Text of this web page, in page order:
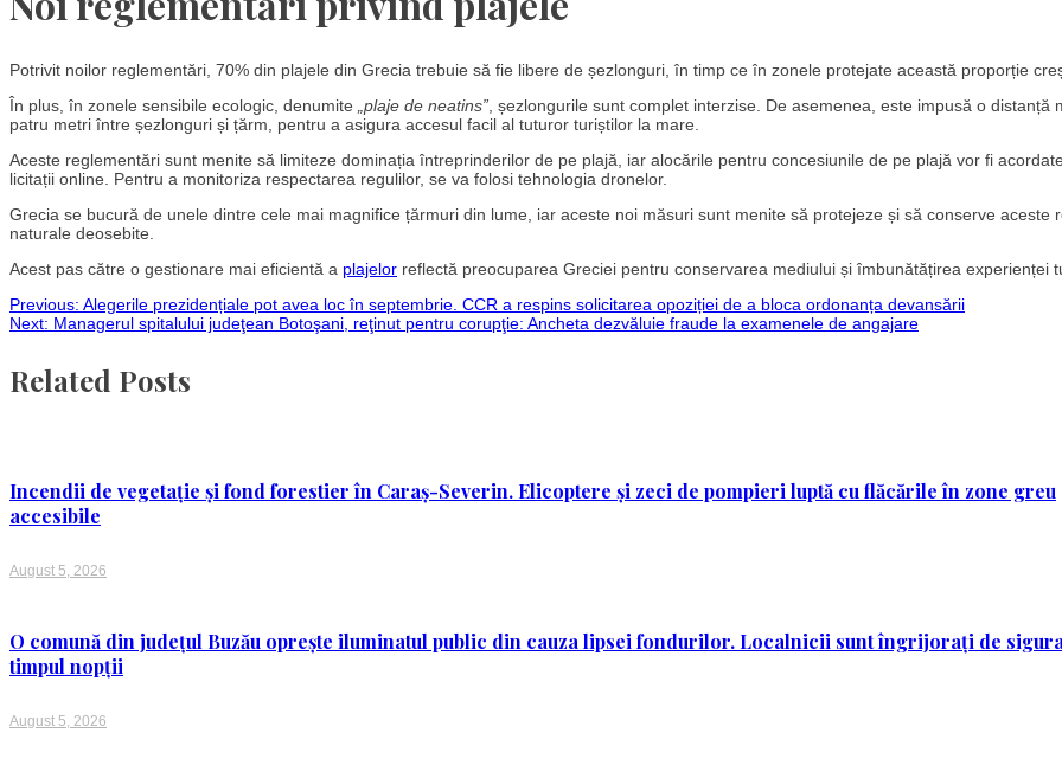
Potrivit noilor reglementări, 70% din plajele din Grecia trebuie să fie libere de șezlonguri, în timp ce în zonele protejate această proporție
În plus, în zonele sensibile ecologic, denumite
„plaje de neatins” , șezlongurile sunt complet interzise. De asemenea, este impusă o distanță
patru metri între șezlonguri și țărm, pentru a asigura accesul facil al tuturor turiștilor la mare.
Aceste reglementări sunt menite să limiteze dominația întreprinderilor de pe plajă, iar alocările pentru concesiunile de pe plajă vor fi
licitații online. Pentru a monitoriza respectarea regulilor, se va folosi tehnologia dronelor.
Grecia se bucură de unele dintre cele mai magnifice țărmuri din lume, iar aceste noi măsuri sunt menite să protejeze și să conserve aceste
naturale deosebite.
Acest pas către o gestionare mai eficientă a plajelor reflectă preocuparea Greciei pentru conservarea mediului și îmbunătățirea experienței
Post
navigation
Previous: Alegerile prezidențiale pot avea loc în septembrie. CCR a respins solicitarea opoziției de a bloca ordonanța devansării
Next: Managerul spitalului judeţean Botoşani, reţinut pentru corupţie: Ancheta dezvăluie fraude la examenele de angajare
Related Posts
Incendii de vegetație și fond forestier în Caraș-Severin. Elicoptere și zeci de pompieri luptă cu flăcările în zone greu
accesibile
August 5, 2026
O comună din județul Buzău oprește iluminatul public din cauza lipsei fondurilor. Localnicii sunt îngrijorați de
timpul nopții
August 5, 2026